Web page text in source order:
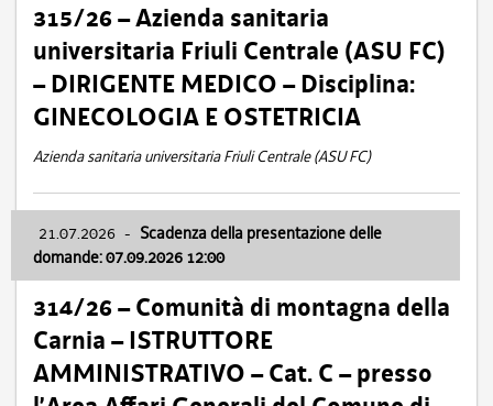
315/26 – Azienda sanitaria
universitaria Friuli Centrale (ASU FC)
– DIRIGENTE MEDICO – Disciplina:
GINECOLOGIA E OSTETRICIA
Azienda sanitaria universitaria Friuli Centrale (ASU FC)
21.07.2026 - Scadenza della presentazione delle
domande: 07.09.2026 12:00
314/26 – Comunità di montagna della
Carnia – ISTRUTTORE
AMMINISTRATIVO – Cat. C – presso